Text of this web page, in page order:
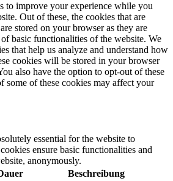
to improve your experience while you
Out of these, the cookies that are
stored on your browser as they are
basic functionalities of the website. We
that help us analyze and understand how
cookies will be stored in your browser
also have the option to opt-out of these
some of these cookies may affect your
essential for the website to
ensure basic functionalities and
anonymously.
Beschreibung